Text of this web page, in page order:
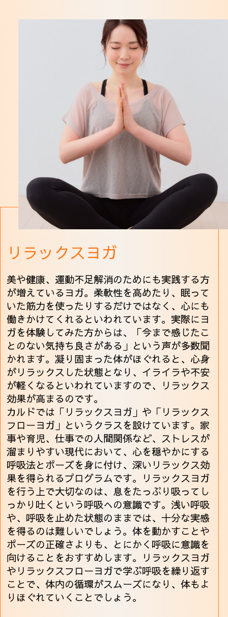
リラックスヨガ
美や健康、運動不足解消のためにも実践する方
が増えているヨガ。柔軟性を高めたり、眠って
いた筋力を使ったりするだけではなく、心にも
働きかけてくれるといわれています。実際にヨ
ガを体験してみた方からは、「今まで感じたこ
とのない気持ち良さがある」という声が多数聞
かれます。凝り固まった体がほぐれると、心身
がリラックスした状態となり、イライラや不安
が軽くなるといわれていますので、リラックス
効果が高まるのです。
カルドでは「リラックスヨガ」や「リラックス
フローヨガ」というクラスを設けています。家
事や育児、仕事での人間関係など、ストレスが
溜まりやすい現代において、心を穏やかにする
呼吸法とポーズを身に付け、深いリラックス効
果を得られるプログラムです。リラックスヨガ
を行う上で大切なのは、息をたっぷり吸ってし
っかり吐くという呼吸への意識です。浅い呼吸
や、呼吸を止めた状態のままでは、十分な実感
を得るのは難しいでしょう。体を動かすことや
ポーズの正確さよりも、とにかく呼吸に意識を
向けることをおすすめします。リラックスヨガ
やリラックスフローヨガで学ぶ呼吸を繰り返す
ことで、体内の循環がスムーズになり、体もよ
りほぐれていくことでしょう。